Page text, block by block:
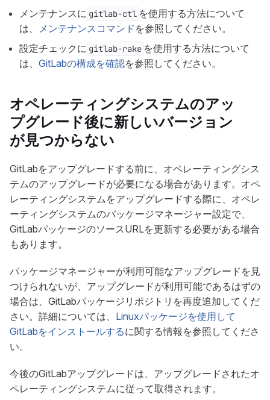
メンテナンスに gitlab-ctl を使用する方法について
は、 メンテナンスコマンド を参照してください。
設定チェックに gitlab-rake を使用する方法について
は、 GitLabの構成を確認を参照してください。
オペレーティングシステムのアッ
プグレード後に新しいバージョン
が見つからない
GitLabをアップグレードする前に、オペレーティングシス
テムのアップグレードが必要になる場合があります。オペ
レーティングシステムをアップグレードする際に、オペレ
ーティングシステムのパッケージマネージャー設定で、
GitLabパッケージのソースURLを更新する必要がある場合
もあります。
パッケージマネージャーが利用可能なアップグレードを見
つけられないが、アップグレードが利用可能であるはずの
場合は、GitLabパッケージリポジトリを再度追加してくだ
さい。詳細については、 Linuxパッケージを使用して
GitLabをインストールするに関する情報を参照してくださ
い。
今後のGitLabアップグレードは、アップグレードされたオ
ペレーティングシステムに従って取得されます。